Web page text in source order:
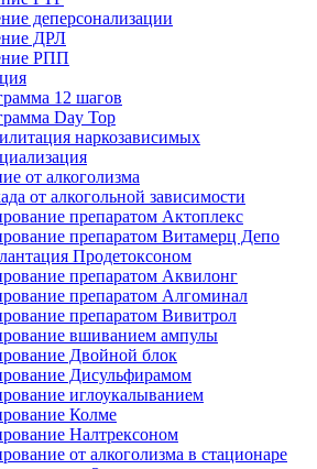
деперсонализации
ДРЛ
РПП
12 шагов
Day Top
наркозависимых
от алкоголизма
от алкогольной зависимости
препаратом Актоплекс
препаратом Витамерц Депо
Продетоксоном
препаратом Аквилонг
препаратом Алгоминал
препаратом Вивитрол
вшиванием ампулы
Двойной блок
Дисульфирамом
иглоукалыванием
Колме
Налтрексоном
от алкоголизма в стационаре